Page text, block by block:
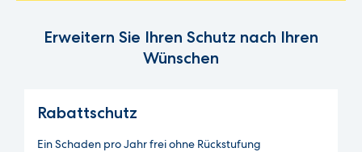
Erweitern Sie Ihren Schutz nach Ihren
Wünschen
Rabattschutz
Ein Schaden pro Jahr frei ohne Rückstufung